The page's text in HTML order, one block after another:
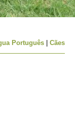
Português Cães